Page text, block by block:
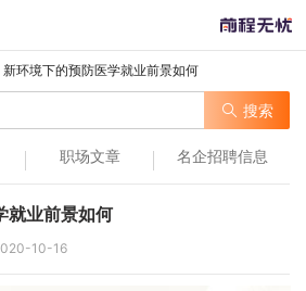
新环境下的预防医学就业前景如何
搜索
职场文章 名企招聘信息
就业前景如何
10-16